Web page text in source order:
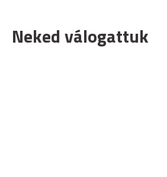
Neked válogattuk